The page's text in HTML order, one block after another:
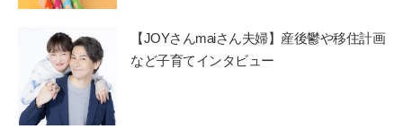
【JOYさんmaiさん夫婦】産後鬱や移住計画
など子育てインタビュー